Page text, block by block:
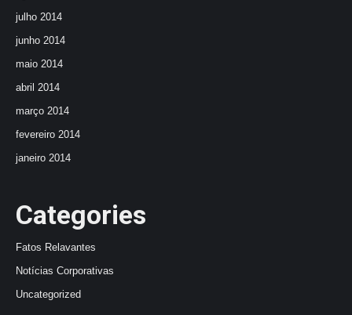
julho 2014
junho 2014
maio 2014
abril 2014
março 2014
fevereiro 2014
janeiro 2014
Categories
Fatos Relavantes
Notícias Corporativas
Uncategorized